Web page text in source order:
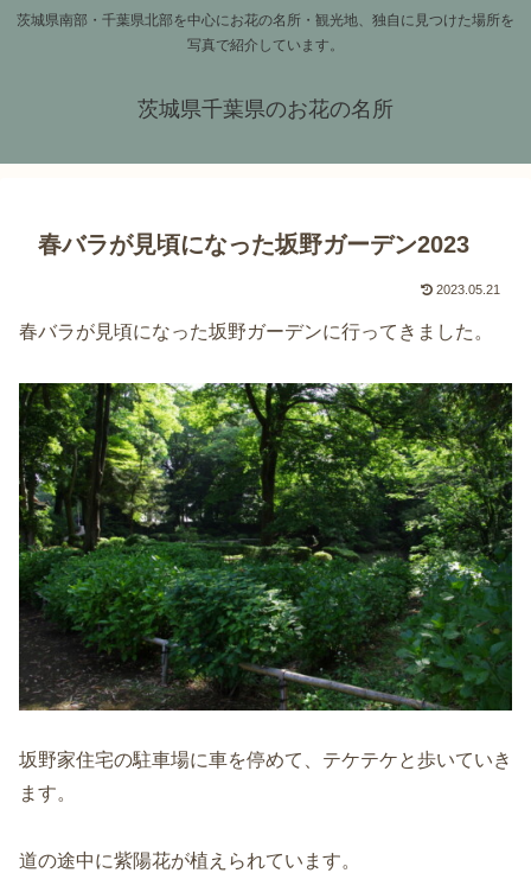
茨城県南部・千葉県北部を中心にお花の名所・観光地、独自に見つけた場所を
写真で紹介しています。
茨城県千葉県のお花の名所
春バラが見頃になった坂野ガーデン2023
2023.05.21
春バラが見頃になった坂野ガーデンに行ってきました。
坂野家住宅の駐車場に車を停めて、テケテケと歩いていき
ます。
道の途中に紫陽花が植えられています。